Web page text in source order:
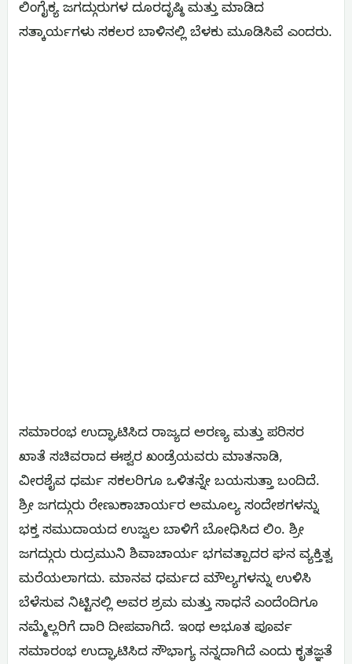
ಲಿಂಗೈಕ್ಯ ಜಗದ್ಗುರುಗಳ ದೂರದೃಷ್ಠಿ ಮತ್ತು ಮಾಡಿದ
ಸತ್ಕಾರ್ಯಗಳು ಸಕಲರ ಬಾಳಿನಲ್ಲಿ ಬೆಳಕು ಮೂಡಿಸಿವೆ ಎಂದರು.
ಸಮಾರಂಭ ಉದ್ಘಾಟಿಸಿದ ರಾಜ್ಯದ ಅರಣ್ಯ ಮತ್ತು ಪರಿಸರ
ಖಾತೆ ಸಚಿವರಾದ ಈಶ್ವರ ಖಂಡ್ರೆಯವರು ಮಾತನಾಡಿ,
ವೀರಶೈವ ಧರ್ಮ ಸಕಲರಿಗೂ ಒಳಿತನ್ನೇ ಬಯಸುತ್ತಾ ಬಂದಿದೆ.
ಶ್ರೀ ಜಗದ್ಗುರು ರೇಣುಕಾಚಾರ್ಯರ ಅಮೂಲ್ಯ ಸಂದೇಶಗಳನ್ನು
ಭಕ್ತ ಸಮುದಾಯದ ಉಜ್ವಲ ಬಾಳಿಗೆ ಬೋಧಿಸಿದ ಲಿಂ. ಶ್ರೀ
ಜಗದ್ಗುರು ರುದ್ರಮುನಿ ಶಿವಾಚಾರ್ಯ ಭಗವತ್ಪಾದರ ಘನ ವ್ಯಕ್ತಿತ್ವ
ಮರೆಯಲಾಗದು. ಮಾನವ ಧರ್ಮದ ಮೌಲ್ಯಗಳನ್ನು ಉಳಿಸಿ
ಬೆಳೆಸುವ ನಿಟ್ಟಿನಲ್ಲಿ ಅವರ ಶ್ರಮ ಮತ್ತು ಸಾಧನೆ ಎಂದೆಂದಿಗೂ
ನಮ್ಮೆಲ್ಲರಿಗೆ ದಾರಿ ದೀಪವಾಗಿದೆ. ಇಂಥ ಅಭೂತ ಪೂರ್ವ
ಸಮಾರಂಭ ಉದ್ಘಾಟಿಸಿದ ಸೌಭಾಗ್ಯ ನನ್ನದಾಗಿದೆ ಎಂದು ಕೃತಜ್ಞತೆ